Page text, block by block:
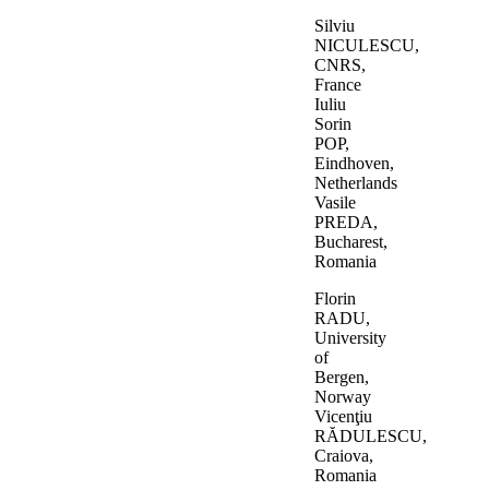
Silviu
NICULESCU,
CNRS,
France
Iuliu
Sorin
POP,
Eindhoven,
Netherlands
Vasile
PREDA,
Bucharest,
Romania
Florin
RADU,
University
of
Bergen,
Norway
Vicenţiu
RĂDULESCU,
Craiova,
Romania